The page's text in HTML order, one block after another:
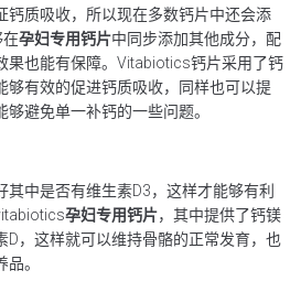
钙质吸收，所以现在多数钙片中还会添
在孕妇专用钙片中同步添加其他成分，配
果也能有保障。Vitabiotics钙片采用了钙
够有效的促进钙质吸收，同样也可以提
避免单一补钙的一些问题。
其中是否有维生素D3，这样才能够有利
孕妇专用钙片，其中提供了钙镁
D，这样就可以维持骨骼的正常发育，也
。